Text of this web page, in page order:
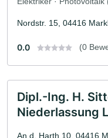
Nordstr. 15, 04416
0.0 (0
Dipl.-Ing. H.
Niederlassung
An d. Harth 10, 04416